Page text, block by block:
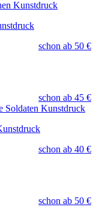
schon ab 50 €
schon ab 45 €
schon ab 40 €
schon ab 50 €